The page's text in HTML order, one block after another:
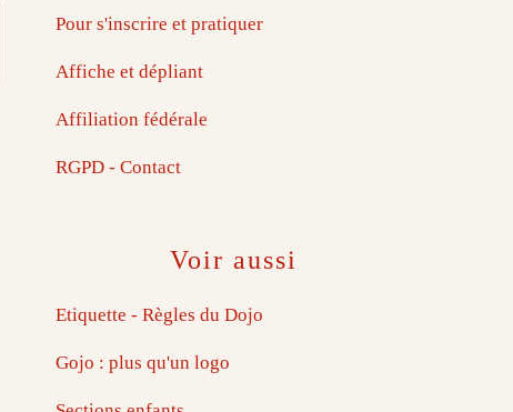
Pour s'inscrire et pratiquer
Affiche et dépliant
Affiliation fédérale
RGPD - Contact
Voir aussi
Etiquette - Règles du Dojo
Gojo : plus qu'un logo